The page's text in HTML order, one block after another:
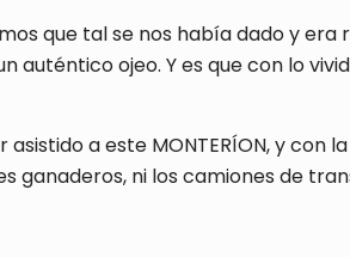
que tal se nos había dado y era
ojeo. Y es que con lo
a este MONTERÍON, y con
ganaderos, ni los camiones de